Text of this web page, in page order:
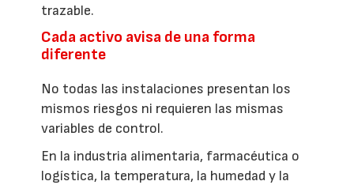
trazable.
Cada activo avisa de una forma
diferente
No todas las instalaciones presentan los
mismos riesgos ni requieren las mismas
variables de control.
En la industria alimentaria, farmacéutica o
logística, la temperatura, la humedad y la